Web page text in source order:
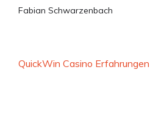
Fabian Schwarzenbach
QuickWin Casino Erfahrungen